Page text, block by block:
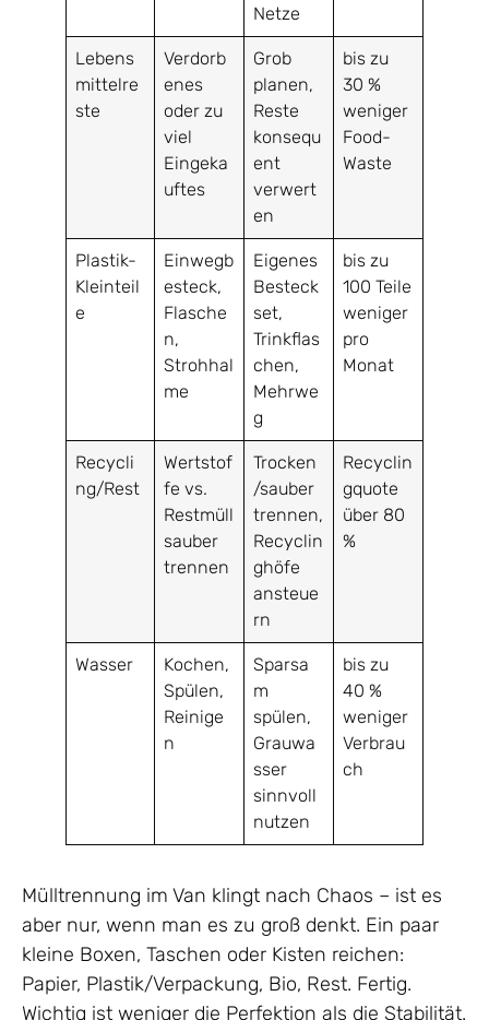
Netze
Lebens
mittelre
ste
Verdorb
enes
oder zu
viel
Eingeka
uftes
Grob
planen,
Reste
konsequ
ent
verwert
en
bis zu
30 %
weniger
Food-
Waste
Plastik-
Kleinteil
e
Einwegb
esteck,
Flasche
n,
Strohhal
me
Eigenes
Besteck
set,
Trinkflas
chen,
Mehrwe
g
bis zu
100 Teile
weniger
pro
Monat
Recycli
ng/Rest
Wertstof
fe vs.
Restmüll
sauber
trennen
Trocken
/sauber
trennen,
Recyclin
ghöfe
ansteue
rn
Recyclin
gquote
über 80
%
Wasser
Kochen,
Spülen,
Reinige
n
Sparsa
m
spülen,
Grauwa
sser
sinnvoll
nutzen
bis zu
40 %
weniger
Verbrau
ch
Mülltrennung im Van klingt nach Chaos – ist es
aber nur, wenn man es zu groß denkt. Ein paar
kleine Boxen, Taschen oder Kisten reichen:
Papier, Plastik/Verpackung, Bio, Rest. Fertig.
Wichtig ist weniger die Perfektion als die Stabilität.